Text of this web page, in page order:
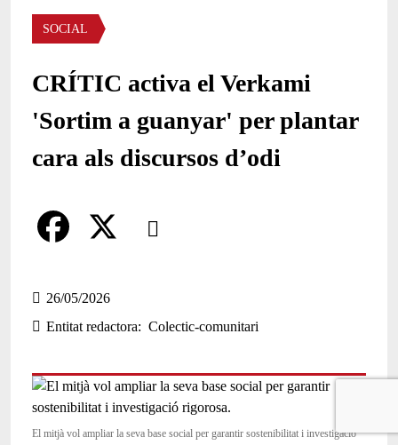
Àmbit de la notícia
SOCIAL
CRÍTIC activa el Verkami
'Sortim a guanyar' per plantar
cara als discursos d’odi
Comparteix
a
c
b
26/05/2026
Entitat redactora
Colectic-comunitari
El mitjà vol ampliar la seva base social per garantir sostenibilitat i investigació